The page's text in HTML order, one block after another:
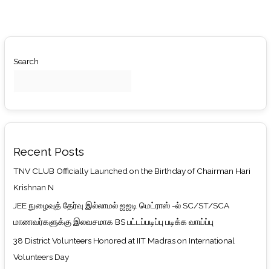
Search
Recent Posts
TNV CLUB Officially Launched on the Birthday of Chairman Hari
Krishnan N
JEE நுழைவுத் தேர்வு இல்லாமல் ஐஐடி மெட்ராஸ் -ல் SC/ST/SCA
மாணவர்களுக்கு இலவசமாக BS பட்டப்படிப்பு படிக்க வாய்ப்பு
38 District Volunteers Honored at IIT Madras on International
Volunteers Day